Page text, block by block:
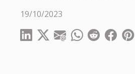
19/10/2023